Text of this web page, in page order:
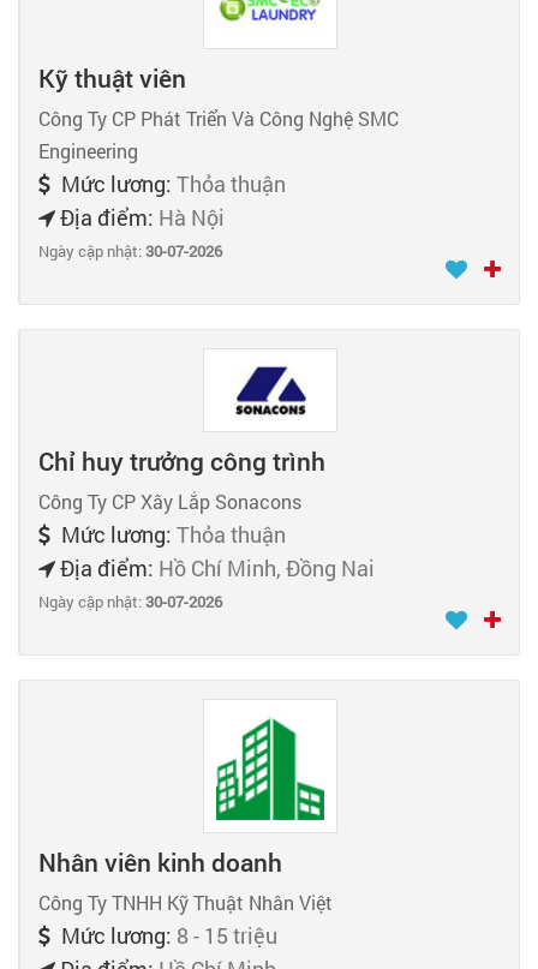
Kỹ thuật viên
Công Ty CP Phát Triển Và Công Nghệ SMC
Engineering
Mức lương: Thỏa thuận
Địa điểm: Hà Nội
Ngày cập nhật:30-07-2026
Chỉ huy trưởng công trình
Công Ty CP Xây Lắp Sonacons
Mức lương: Thỏa thuận
Địa điểm: Hồ Chí Minh, Đồng Nai
Ngày cập nhật:30-07-2026
Nhân viên kinh doanh
Công Ty TNHH Kỹ Thuật Nhân Việt
Mức lương: 8 - 15 triệu